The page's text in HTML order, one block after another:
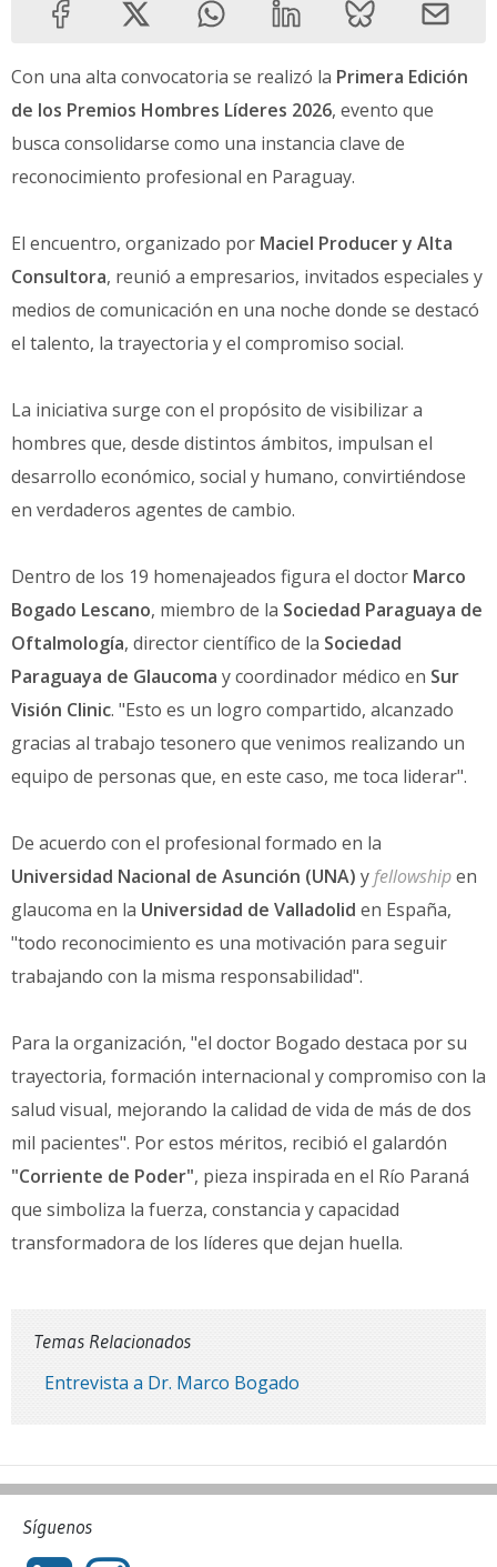
Con una alta convocatoria se realizó la Primera Edición
de los Premios Hombres Líderes 2026, evento que
busca consolidarse como una instancia clave de
reconocimiento profesional en Paraguay.
El encuentro, organizado por Maciel Producer y Alta
Consultora, reunió a empresarios, invitados especiales y
medios de comunicación en una noche donde se destacó
el talento, la trayectoria y el compromiso social.
La iniciativa surge con el propósito de visibilizar a
hombres que, desde distintos ámbitos, impulsan el
desarrollo económico, social y humano, convirtiéndose
en verdaderos agentes de cambio.
Dentro de los 19 homenajeados figura el doctor Marco
Bogado Lescano, miembro de la Sociedad Paraguaya de
Oftalmología, director científico de la Sociedad
Paraguaya de Glaucoma y coordinador médico en Sur
Visión Clinic. "Esto es un logro compartido, alcanzado
gracias al trabajo tesonero que venimos realizando un
equipo de personas que, en este caso, me toca liderar".
De acuerdo con el profesional formado en la
Universidad Nacional de Asunción (UNA) y fellowshipen
glaucoma en la Universidad de Valladolid en España,
"todo reconocimiento es una motivación para seguir
trabajando con la misma responsabilidad".
Para la organización, "el doctor Bogado destaca por su
trayectoria, formación internacional y compromiso con la
salud visual, mejorando la calidad de vida de más de dos
mil pacientes". Por estos méritos, recibió el galardón
"Corriente de Poder", pieza inspirada en el Río Paraná
que simboliza la fuerza, constancia y capacidad
transformadora de los líderes que dejan huella.
Temas Relacionados
Entrevista a Dr. Marco Bogado
Síguenos